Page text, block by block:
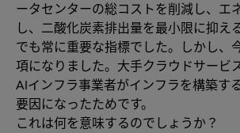
ータセンターの総コストを削減し、エ
し、二酸化炭素排出量を最小限に抑え
でも常に重要な指標でした。しかし、
項になりました。大手クラウドサービ
AIインフラ事業者がインフラを構築す
要因になったためです。
これは何を意味するのでしょうか？